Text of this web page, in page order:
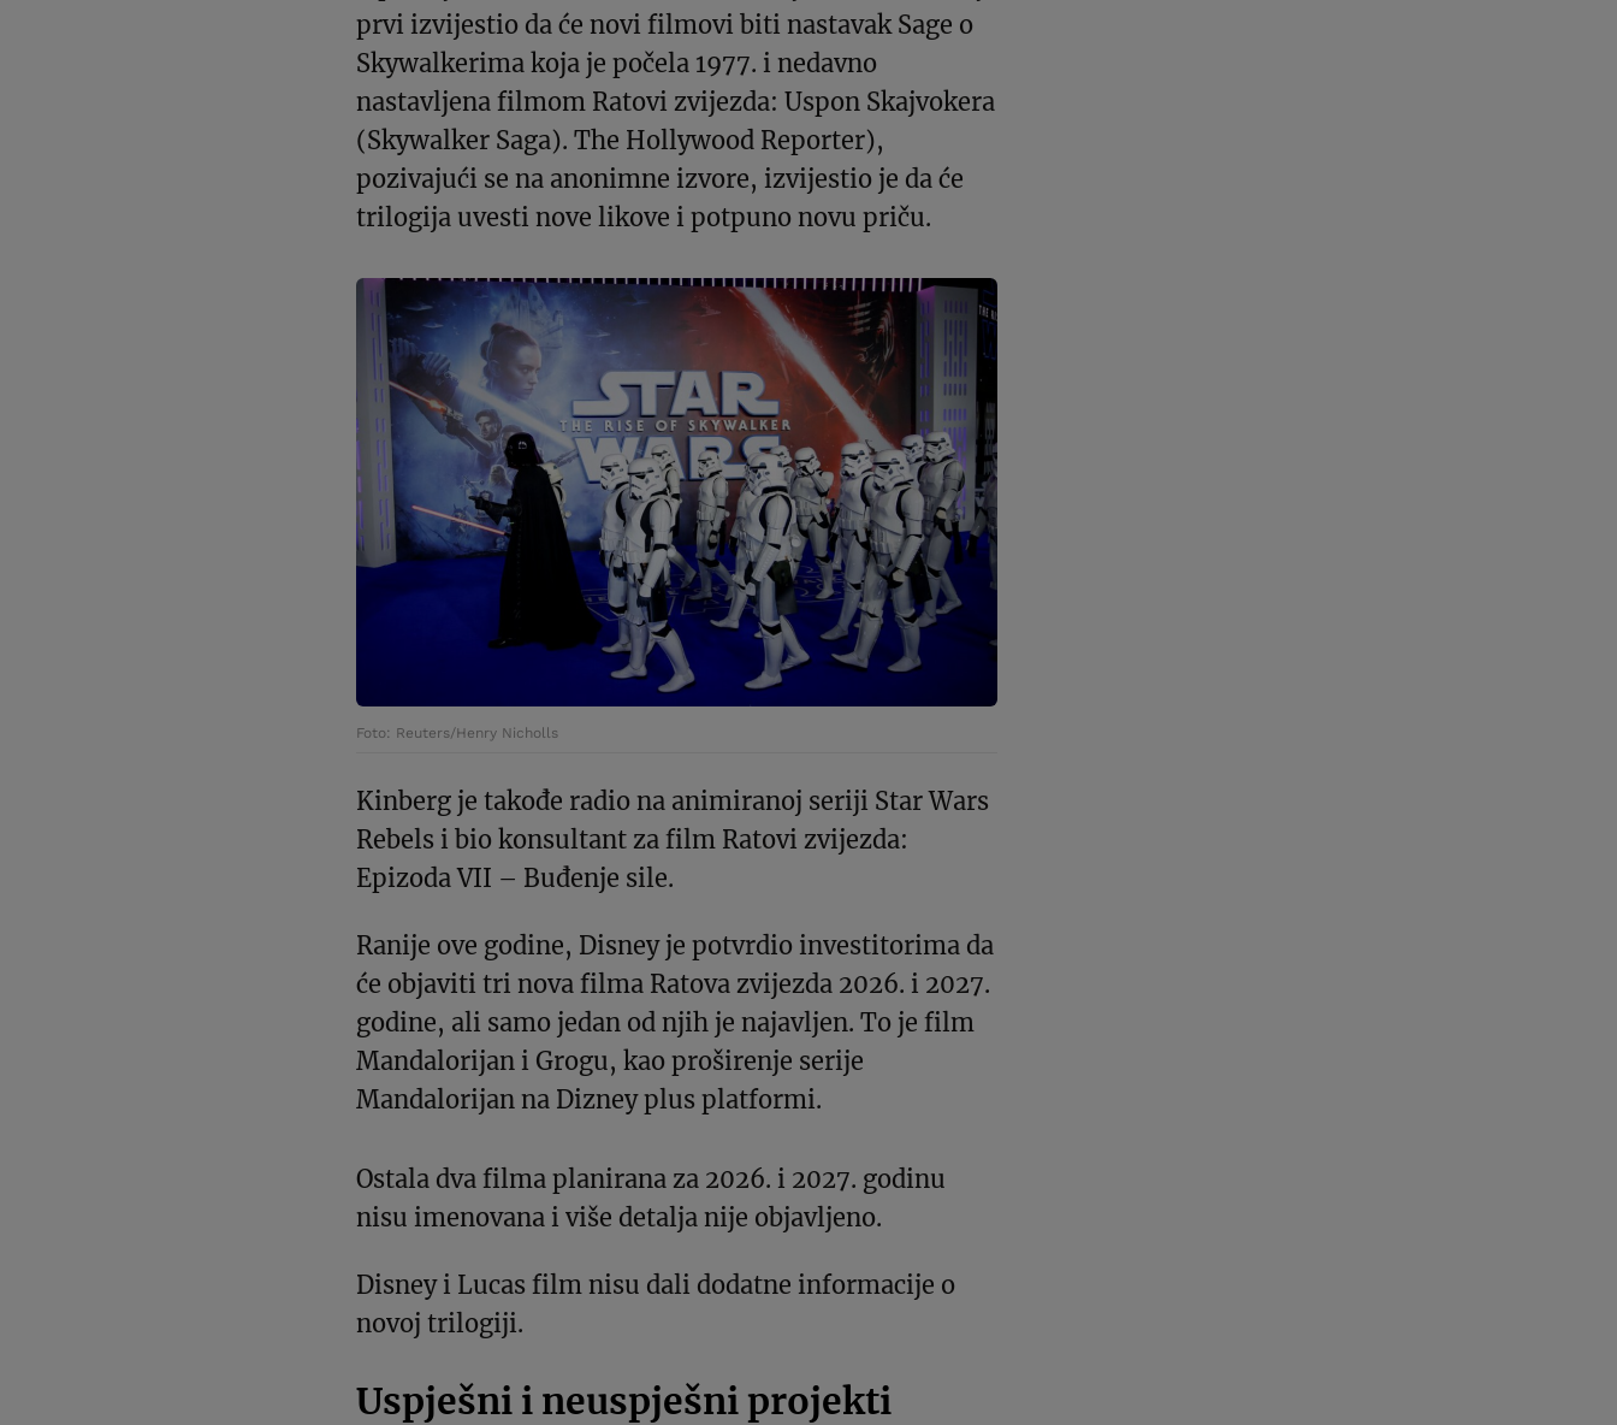
prvi izvijestio da će novi filmovi biti nastavak Sage o
Skywalkerima koja je počela 1977. i nedavno
nastavljena filmom Ratovi zvijezda: Uspon Skajvokera
(Skywalker Saga). The Hollywood Reporter),
pozivajući se na anonimne izvore, izvijestio je da će
trilogija uvesti nove likove i potpuno novu priču.
Foto: Reuters/Henry Nicholls
Kinberg je takođe radio na animiranoj seriji Star Wars
Rebels i bio konsultant za film Ratovi zvijezda:
Epizoda VII – Buđenje sile.
Ranije ove godine, Disney je potvrdio investitorima da
će objaviti tri nova filma Ratova zvijezda 2026. i 2027.
godine, ali samo jedan od njih je najavljen. To je film
Mandalorijan i Grogu, kao proširenje serije
Mandalorijan na Dizney plus platformi.
Ostala dva filma planirana za 2026. i 2027. godinu
nisu imenovana i više detalja nije objavljeno.
Disney i Lucas film nisu dali dodatne informacije o
novoj trilogiji.
Uspješni i neuspješni projekti